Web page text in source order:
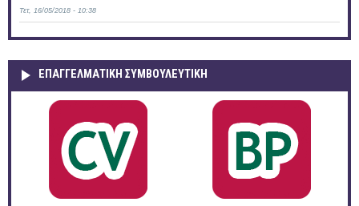
Τετ, 16/05/2018 - 10:38
ΕΠΑΓΓΕΛΜΑΤΙΚΉ ΣΥΜΒΟΥΛΕΥΤΙΚΉ